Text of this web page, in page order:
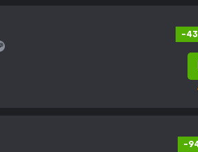
-
-